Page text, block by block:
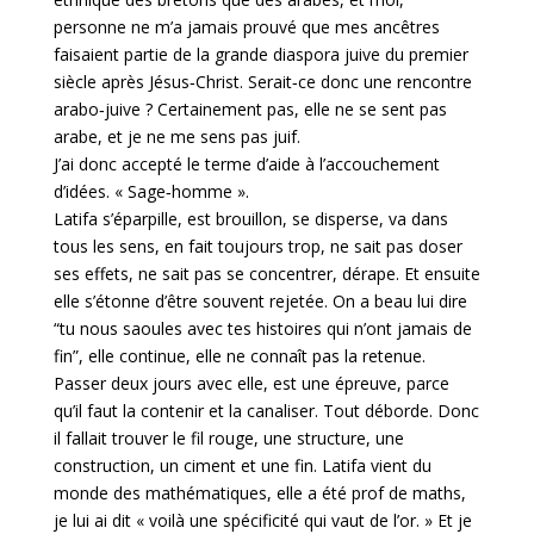
personne ne m’a jamais prouvé que mes ancêtres
faisaient partie de la grande diaspora juive du premier
siècle après Jésus‐Christ. Serait‐ce donc une rencontre
arabo‐juive ? Certainement pas, elle ne se sent pas
arabe, et je ne me sens pas juif.
J’ai donc accepté le terme d’aide à l’accouchement
d’idées. « Sage‐homme ».
Latifa s’éparpille, est brouillon, se disperse, va dans
tous les sens, en fait toujours trop, ne sait pas doser
ses effets, ne sait pas se concentrer, dérape. Et ensuite
elle s’étonne d’être souvent rejetée. On a beau lui dire
“tu nous saoules avec tes histoires qui n’ont jamais de
fin”, elle continue, elle ne connaît pas la retenue.
Passer deux jours avec elle, est une épreuve, parce
qu’il faut la contenir et la canaliser. Tout déborde. Donc
il fallait trouver le fil rouge, une structure, une
construction, un ciment et une fin. Latifa vient du
monde des mathématiques, elle a été prof de maths,
je lui ai dit « voilà une spécificité qui vaut de l’or. » Et je